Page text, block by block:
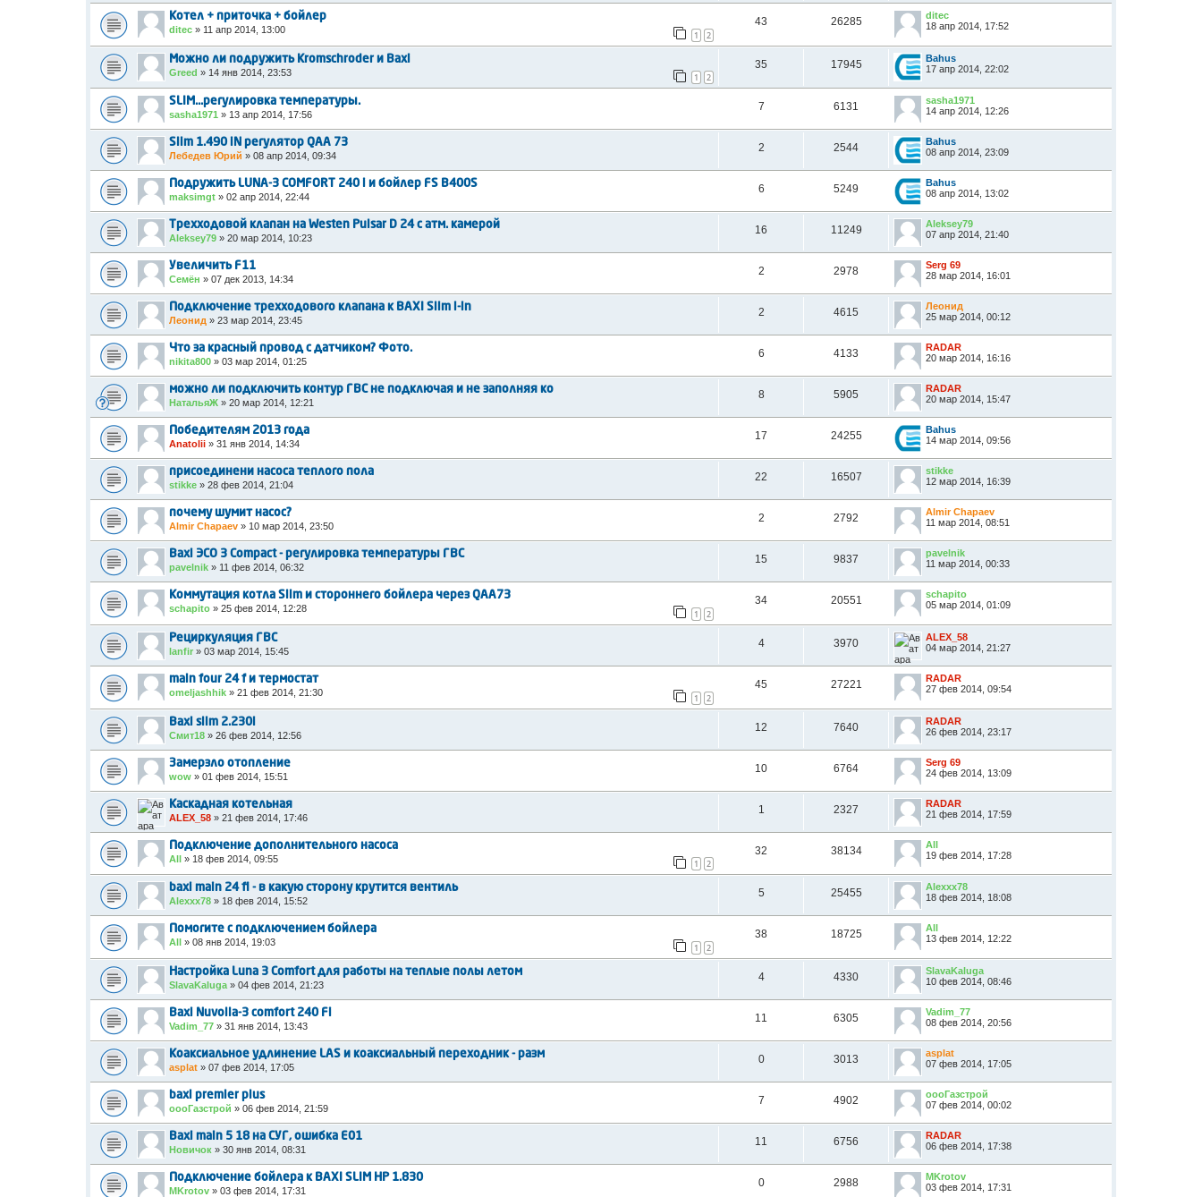
Котел + приточка + бойлер
ditec » 11 апр 2014, 13:00 1 2
43 26285
ditec
18 апр 2014, 17:52
Можно ли подружить Kromschroder и Baxi
Greed » 14 янв 2014, 23:53 1 2
35 17945
Bahus
17 апр 2014, 22:02
SLIM...регулировка температуры.
sasha1971 » 13 апр 2014, 17:56
7 6131
sasha1971
14 апр 2014, 12:26
Slim 1.490 iN регулятор QAA 73
Лебедев Юрий » 08 апр 2014, 09:34
2 2544
Bahus
08 апр 2014, 23:09
Подружить LUNA-3 COMFORT 240 i и бойлер FS B400S
maksimgt » 02 апр 2014, 22:44
6 5249
Bahus
08 апр 2014, 13:02
Трехходовой клапан на Westen Pulsar D 24 с атм. камерой
Aleksey79 » 20 мар 2014, 10:23
16 11249
Aleksey79
07 апр 2014, 21:40
Увеличить F11
Семён » 07 дек 2013, 14:34
2 2978
Serg 69
28 мар 2014, 16:01
Подключение трехходового клапана к BAXI Slim i-in
Леонид » 23 мар 2014, 23:45
2 4615
Леонид
25 мар 2014, 00:12
Что за красный провод с датчиком? Фото.
nikita800 » 03 мар 2014, 01:25
6 4133
RADAR
20 мар 2014, 16:16
можно ли подключить контур ГВС не подключая и не заполняя ко
НатальяЖ » 20 мар 2014, 12:21
8 5905
RADAR
20 мар 2014, 15:47
Победителям 2013 года
Anatolii » 31 янв 2014, 14:34
17 24255
Bahus
14 мар 2014, 09:56
присоединени насоса теплого пола
stikke » 28 фев 2014, 21:04
22 16507
stikke
12 мар 2014, 16:39
почему шумит насос?
Almir Chapaev » 10 мар 2014, 23:50
2 2792
Almir Chapaev
11 мар 2014, 08:51
Baxi ЭСО 3 Compact - регулировка температуры ГВС
pavelnik » 11 фев 2014, 06:32
15 9837
pavelnik
11 мар 2014, 00:33
Коммутация котла Slim и стороннего бойлера через QAA73
schapito » 25 фев 2014, 12:28 1 2
34 20551
schapito
05 мар 2014, 01:09
Рециркуляция ГВС
lanfir » 03 мар 2014, 15:45
4 3970
ALEX_58
04 мар 2014, 21:27
main four 24 f и термостат
omeljashhik » 21 фев 2014, 21:30 1 2
45 27221
RADAR
27 фев 2014, 09:54
Baxi slim 2.230i
Смит18 » 26 фев 2014, 12:56
12 7640
RADAR
26 фев 2014, 23:17
Замерзло отопление
wow » 01 фев 2014, 15:51
10 6764
Serg 69
24 фев 2014, 13:09
Каскадная котельная
ALEX_58 » 21 фев 2014, 17:46
1 2327
RADAR
21 фев 2014, 17:59
Подключение дополнительного насоса
All » 18 фев 2014, 09:55 1 2
32 38134
All
19 фев 2014, 17:28
baxi main 24 fi - в какую сторону крутится вентиль
Alexxx78 » 18 фев 2014, 15:52
5 25455
Alexxx78
18 фев 2014, 18:08
Помогите с подключением бойлера
All » 08 янв 2014, 19:03 1 2
38 18725
All
13 фев 2014, 12:22
Настройка Luna 3 Comfort для работы на теплые полы летом
SlavaKaluga » 04 фев 2014, 21:23
4 4330
SlavaKaluga
10 фев 2014, 08:46
Baxi Nuvolla-3 comfort 240 Fi
Vadim_77 » 31 янв 2014, 13:43
11 6305
Vadim_77
08 фев 2014, 20:56
Коаксиальное удлинение LAS и коаксиальный переходник - разм
asplat » 07 фев 2014, 17:05
0 3013
asplat
07 фев 2014, 17:05
baxi premier plus
оооГазстрой » 06 фев 2014, 21:59
7 4902
оооГазстрой
07 фев 2014, 00:02
Baxi main 5 18 на СУГ, ошибка E01
Новичок » 30 янв 2014, 08:31
11 6756
RADAR
06 фев 2014, 17:38
Подключение бойлера к BAXI SLIM HP 1.830
MKrotov » 03 фев 2014, 17:31
0 2988
MKrotov
03 фев 2014, 17:31